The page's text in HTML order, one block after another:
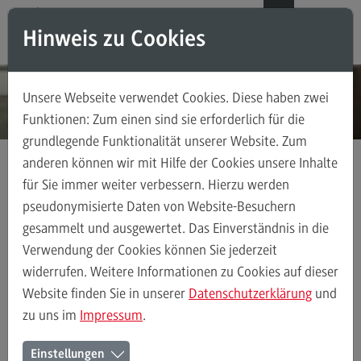
Direkt zum Inhalt
Direkt zum Hauptmenu
Direkt zum Footer
Modul-O-Mat
Masterstudiengänge
Accounting, Controlling, Taxation
Accounting, Controlling, Taxation
Modulangebot
Berufsperspektiven
Kontakt
Advanced Practice in Healthcare
Advanced Practice in Healthcare
Rahmenbedingungen
Kontakt Ansprechpersonen Bereich Gesundheit
Ansprechpersonen Alle Kontakte (alphabetisch)
Ansprechpersonen des Bereichs
Hinweis zu Cookies
Unsere Webseite verwendet Cookies. Diese haben zwei
Funktionen: Zum einen sind sie erforderlich für die
grundlegende Funktionalität unserer Website. Zum
anderen können wir mit Hilfe der Cookies unsere Inhalte
für Sie immer weiter verbessern. Hierzu werden
pseudonymisierte Daten von Website-Besuchern
gesammelt und ausgewertet. Das Einverständnis in die
Verwendung der Cookies können Sie jederzeit
widerrufen. Weitere Informationen zu Cookies auf dieser
Website finden Sie in unserer Datenschutzerklärung und
zu uns im Impressum.
Einstellungen